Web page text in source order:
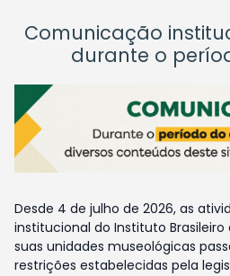
Comunicação
durante o
Desde 4 de julho de 2026, as
institucional do Instituto Brasileiro
suas unidades museológicas
restrições estabelecidas pela